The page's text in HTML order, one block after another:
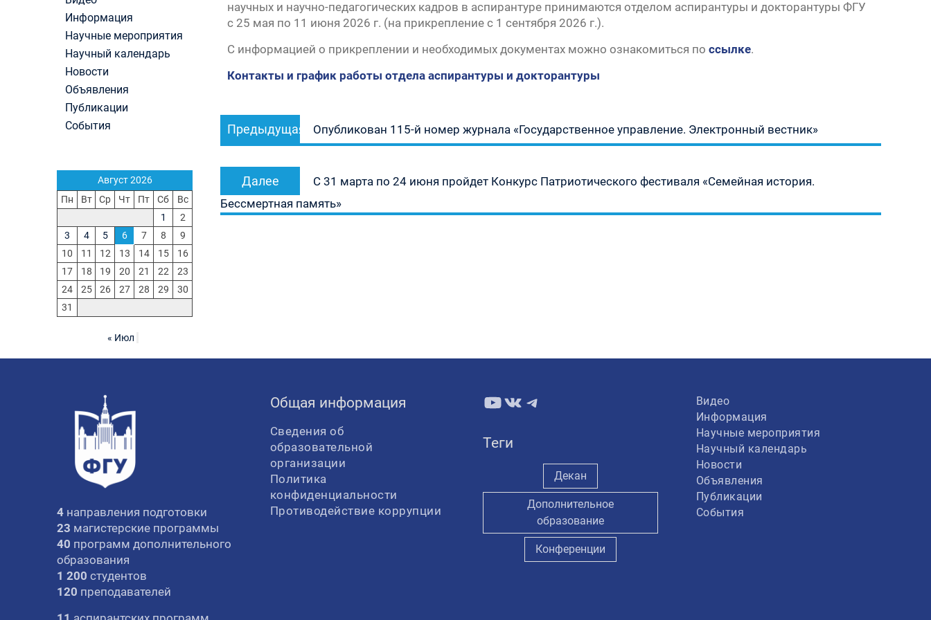
вступительные испытания в МГУ имени
М.В.Ломоносова в 2026 году по каждому конкурсу
(ранжированные списки поступающих)
Вячеслав Никонов в программе «Большая игра» —
Первый канал, 24.07.2026. Часть 1-2
Вниманию абитуриентов бакалавриата! Открыта
онлайн-запись на заключение договора на
обучение
Вячеслав Никонов в программе «Большая игра» —
Первый канал, 23.07.2026. Часть 1-2
— 04.08.2026)
научных и научно-педагогических кадров в аспирантуре принимаются отделом аспирантуры и докторантуры ФГУ
с 25 мая по 11 июня 2026 г. (на прикрепление с 1 сентября 2026 г.).
С информацией о прикреплении и необходимых документах можно ознакомиться по ссылке.
Контакты и график работы отдела аспирантуры и докторантуры
Навигация
по
записям
Предыдущая
Предыдущая
запись:
Опубликован 115-й номер журнала «Государственное управление. Электронный вестник»
Далее
запись:
С 31 марта по 24 июня пройдет Конкурс Патриотического фестиваля «Семейная история.
Бессмертная память»
Информация
Научные мероприятия
Научный календарь
Новости
Объявления
Публикации
События
Август 2026
Пн
Вт Ср Чт Пт Сб
Вс
1
2
3
4 5 6 7 8
9
10
11 12 13 14 15
16
17
18 19 20 21 22
23
24
25 26 27 28 29
30
31
« Июл
4 направления подготовки
23 магистерские программы
40 программ дополнительного
образования
1 200 студентов
120 преподавателей
Общая информация
Сведения об
образовательной
организации
Политика
конфиденциальности
Противодействие коррупции
YouTube
ВКонтакте
Telegram
Теги
Декан
Дополнительное
образование
Конференции
Видео
Информация
Научные мероприятия
Научный календарь
Новости
Объявления
Публикации
События